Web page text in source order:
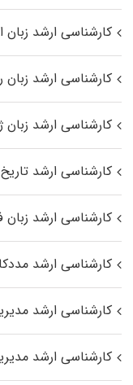
کارشناسی ارشد زبان
کارشناسی ارشد
کارشناسی ارشد زبان
کارشناسی ارشد
کارشناسی ارشد زبان
کارشناسی ارشد
کارشناسی ارشد
کارشناسی ارشد